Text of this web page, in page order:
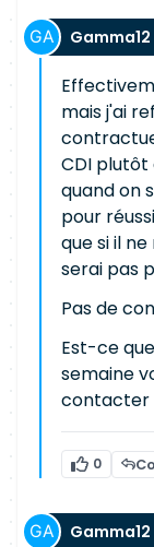
Gamma12
mais j'ai
CDI plutôt
quand on
pour
que si il
serai pas
Pas de
Est-ce
semaine
contacter
0
Gamma12